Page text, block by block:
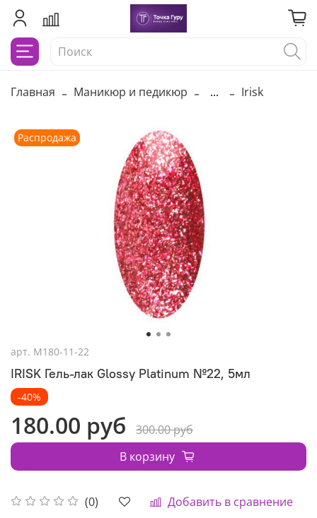
Главная Маникюр и педикюр ... Irisk
Распродажа
арт. М180-11-22
IRISK Гель-лак Glossy Platinum №22, 5мл
(0) Добавить в сравнение
-40%
180.00 руб
300.00 руб
В корзину